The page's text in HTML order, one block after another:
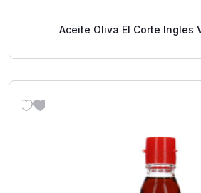
Aceite Oliva El Corte Ingles